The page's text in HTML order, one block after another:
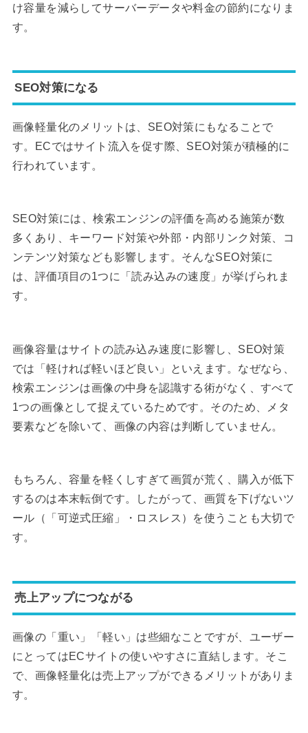
け容量を減らしてサーバーデータや料金の節約になりま
す。
SEO対策になる
画像軽量化のメリットは、SEO対策にもなることで
す。ECではサイト流入を促す際、SEO対策が積極的に
行われています。
SEO対策には、検索エンジンの評価を高める施策が数
多くあり、キーワード対策や外部・内部リンク対策、コ
ンテンツ対策なども影響します。そんなSEO対策に
は、評価項目の1つに「読み込みの速度」が挙げられま
す。
画像容量はサイトの読み込み速度に影響し、SEO対策
では「軽ければ軽いほど良い」といえます。なぜなら、
検索エンジンは画像の中身を認識する術がなく、すべて
1つの画像として捉えているためです。そのため、メタ
要素などを除いて、画像の内容は判断していません。
もちろん、容量を軽くしすぎて画質が荒く、購入が低下
するのは本末転倒です。したがって、画質を下げないツ
ール（「可逆式圧縮」・ロスレス）を使うことも大切で
す。
売上アップにつながる
画像の「重い」「軽い」は些細なことですが、ユーザー
にとってはECサイトの使いやすさに直結します。そこ
で、画像軽量化は売上アップができるメリットがありま
す。